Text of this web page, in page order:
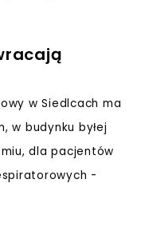
w Siedlcach ma
w budynku byłej
dla pacjentów
-